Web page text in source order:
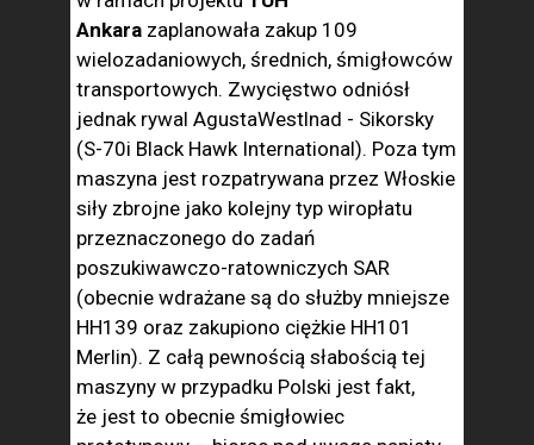
Ankara zaplanowała zakup 109
wielozadaniowych, średnich, śmigłowców
transportowych. Zwycięstwo odniósł
jednak rywal AgustaWestlnad - Sikorsky
(S-70i Black Hawk International). Poza tym
maszyna jest rozpatrywana przez Włoskie
siły zbrojne jako kolejny typ wiropłatu
przeznaczonego do zadań
poszukiwawczo-ratowniczych SAR
(obecnie wdrażane są do służby mniejsze
HH139 oraz zakupiono ciężkie HH101
Merlin). Z całą pewnością słabością tej
maszyny w przypadku Polski jest fakt,
że jest to obecnie śmigłowiec